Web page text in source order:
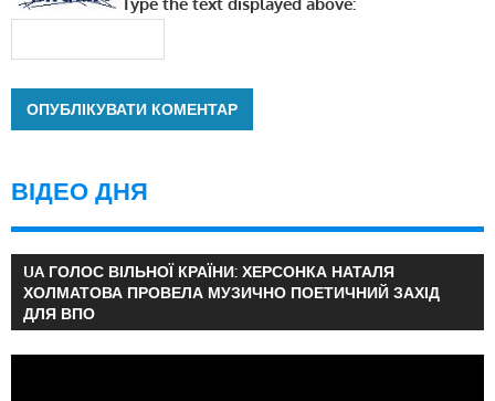
Type the text displayed above:
ВІДЕО ДНЯ
UA ГОЛОС ВІЛЬНОЇ КРАЇНИ: ХЕРСОНКА НАТАЛЯ
ХОЛМАТОВА ПРОВЕЛА МУЗИЧНО ПОЕТИЧНИЙ ЗАХІД
ДЛЯ ВПО